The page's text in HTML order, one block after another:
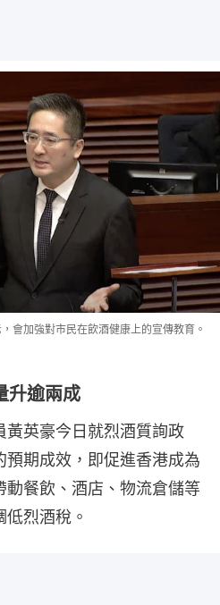
會加強對市民在飲酒健康上的宣傳教育。
升逾兩成
黃英豪今日就烈酒質詢政
期成效，即促進香港成為
動餐飲、酒店、物流倉儲等
烈酒稅。